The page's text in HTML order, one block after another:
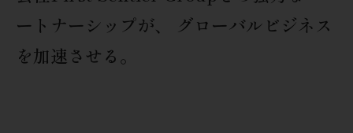
ートナーシップが、
グローバルビジネス
を加速させる。